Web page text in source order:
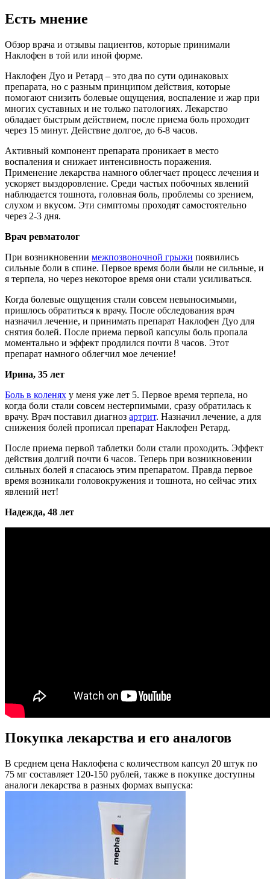
Есть мнение
Обзор врача и отзывы пациентов, которые принимали
Наклофен в той или иной форме.
Наклофен Дуо и Ретард – это два по сути одинаковых
препарата, но с разным принципом действия, которые
помогают снизить болевые ощущения, воспаление и жар при
многих суставных и не только патологиях. Лекарство
обладает быстрым действием, после приема боль проходит
через 15 минут. Действие долгое, до 6-8 часов.
Активный компонент препарата проникает в место
воспаления и снижает интенсивность поражения.
Применение лекарства намного облегчает процесс лечения и
ускоряет выздоровление. Среди частых побочных явлений
наблюдается тошнота, головная боль, проблемы со зрением,
слухом и вкусом. Эти симптомы проходят самостоятельно
через 2-3 дня.
Врач ревматолог
При возникновении межпозвоночной грыжи появились
сильные боли в спине. Первое время боли были не сильные, и
я терпела, но через некоторое время они стали усиливаться.
Когда болевые ощущения стали совсем невыносимыми,
пришлось обратиться к врачу. После обследования врач
назначил лечение, и принимать препарат Наклофен Дуо для
снятия болей. После приема первой капсулы боль пропала
моментально и эффект продлился почти 8 часов. Этот
препарат намного облегчил мое лечение!
Ирина, 35 лет
Боль в коленях у меня уже лет 5. Первое время терпела, но
когда боли стали совсем нестерпимыми, сразу обратилась к
врачу. Врач поставил диагноз артрит. Назначил лечение, а для
снижения болей прописал препарат Наклофен Ретард.
После приема первой таблетки боли стали проходить. Эффект
действия долгий почти 6 часов. Теперь при возникновении
сильных болей я спасаюсь этим препаратом. Правда первое
время возникали головокружения и тошнота, но сейчас этих
явлений нет!
Надежда, 48 лет
Покупка лекарства и его аналогов
В среднем цена Наклофена с количеством капсул 20 штук по
75 мг составляет 120-150 рублей, также в покупке доступны
аналоги лекарства в разных формах выпуска: